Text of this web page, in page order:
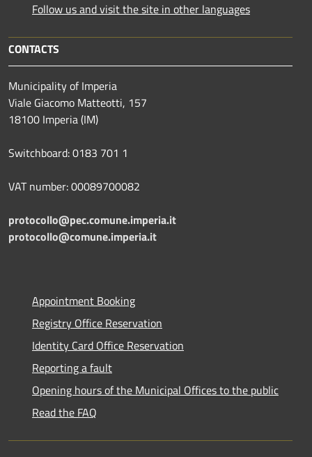
Follow us and visit the site in other languages
CONTACTS
Municipality of Imperia
Viale Giacomo Matteotti, 157
18100 Imperia (IM)
Switchboard: 0183 701 1
VAT number: 00089700082
protocollo@pec.comune.imperia.it
protocollo@comune.imperia.it
Appointment Booking
Registry Office Reservation
Identity Card Office Reservation
Reporting a fault
Opening hours of the Municipal Offices to the public
Read the FAQ